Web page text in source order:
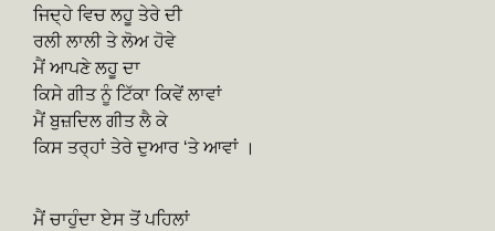
ਜਿਦ੍ਹੇ ਵਿਚ ਲਹੂ ਤੇਰੇ ਦੀ
ਰਲੀ ਲਾਲੀ ਤੇ ਲੋਅ ਹੋਵੇ
ਮੈਂ ਆਪਣੇ ਲਹੂ ਦਾ
ਕਿਸੇ ਗੀਤ ਨੂੰ ਟਿੱਕਾ ਕਿਵੇਂ ਲਾਵਾਂ
ਮੈਂ ਬੁਜ਼ਦਿਲ ਗੀਤ ਲੈ ਕੇ
ਕਿਸ ਤਰ੍ਹਾਂ ਤੇਰੇ ਦੁਆਰ ‘ਤੇ ਆਵਾਂ ।
ਮੈਂ ਚਾਹੁੰਦਾ ਏਸ ਤੋਂ ਪਹਿਲਾਂ